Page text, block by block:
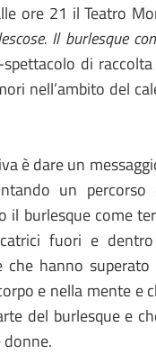
ore 21 il Teatro
Il burlesque
di
nell’ambito del
è dare un
un
il burlesque come
fuori e
che hanno
e nella mente e
del burlesque e